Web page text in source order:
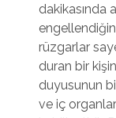
dakikasında
rüzgarlar
duran bir
duyusunun
ve iç